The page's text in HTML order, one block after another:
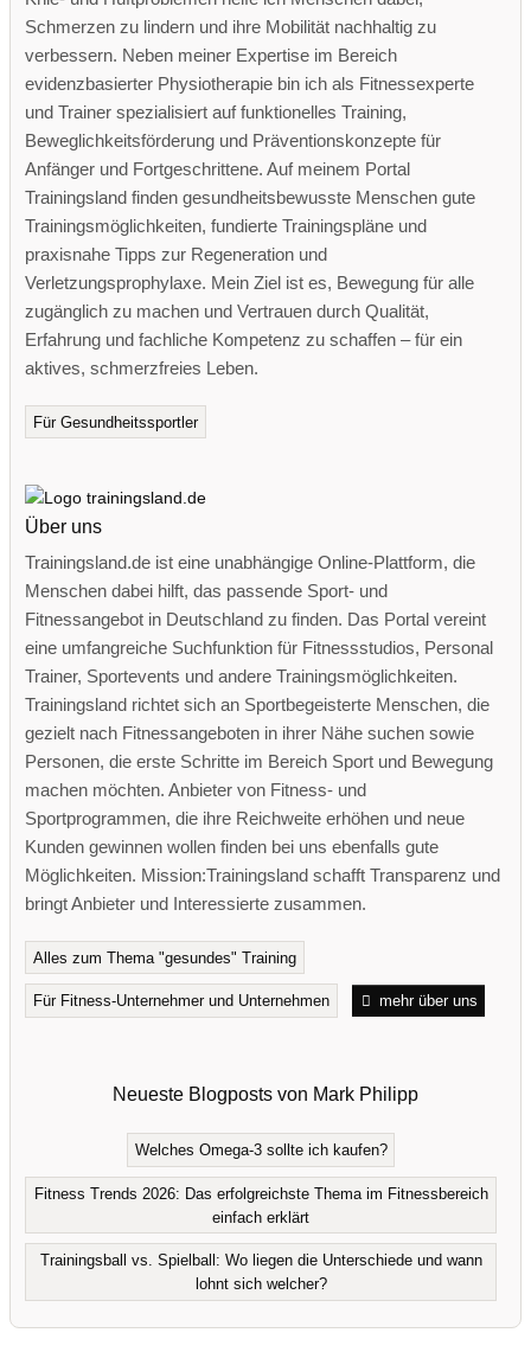
Schmerzen zu lindern und ihre Mobilität nachhaltig zu
verbessern. Neben meiner Expertise im Bereich
evidenzbasierter Physiotherapie bin ich als Fitnessexperte
und Trainer spezialisiert auf funktionelles Training,
Beweglichkeitsförderung und Präventionskonzepte für
Anfänger und Fortgeschrittene. Auf meinem Portal
Trainingsland finden gesundheitsbewusste Menschen gute
Trainingsmöglichkeiten, fundierte Trainingspläne und
praxisnahe Tipps zur Regeneration und
Verletzungsprophylaxe. Mein Ziel ist es, Bewegung für alle
zugänglich zu machen und Vertrauen durch Qualität,
Erfahrung und fachliche Kompetenz zu schaffen – für ein
aktives, schmerzfreies Leben.
Für Gesundheitssportler
Über uns
Trainingsland.de ist eine unabhängige Online-Plattform, die
Menschen dabei hilft, das passende Sport- und
Fitnessangebot in Deutschland zu finden. Das Portal vereint
eine umfangreiche Suchfunktion für Fitnessstudios, Personal
Trainer, Sportevents und andere Trainingsmöglichkeiten.
Trainingsland richtet sich an Sportbegeisterte Menschen, die
gezielt nach Fitnessangeboten in ihrer Nähe suchen sowie
Personen, die erste Schritte im Bereich Sport und Bewegung
machen möchten. Anbieter von Fitness- und
Sportprogrammen, die ihre Reichweite erhöhen und neue
Kunden gewinnen wollen finden bei uns ebenfalls gute
Möglichkeiten. Mission:Trainingsland schafft Transparenz und
bringt Anbieter und Interessierte zusammen.
Alles zum Thema "gesundes" Training
Für Fitness-Unternehmer und Unternehmen mehr über uns
Neueste Blogposts von Mark Philipp
Welches Omega-3 sollte ich kaufen?
Fitness Trends 2026: Das erfolgreichste Thema im Fitnessbereich
einfach erklärt
Trainingsball vs. Spielball: Wo liegen die Unterschiede und wann
lohnt sich welcher?